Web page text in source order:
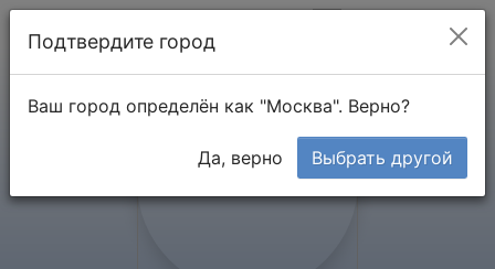
Подтвердите город
Ваш город определён как "Москва". Верно?
Да, верно Выбрать другой